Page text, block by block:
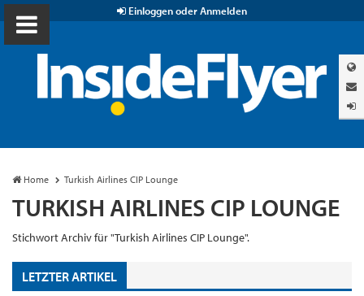
Einloggen oder Anmelden
Home Turkish Airlines CIP Lounge
TURKISH AIRLINES CIP LOUNGE
Stichwort Archiv für "Turkish Airlines CIP Lounge".
LETZTER ARTIKEL